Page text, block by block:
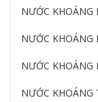
NƯỚC KHOÁNG
NƯỚC KHOÁNG
NƯỚC KHOÁNG
NƯỚC KHOÁNG